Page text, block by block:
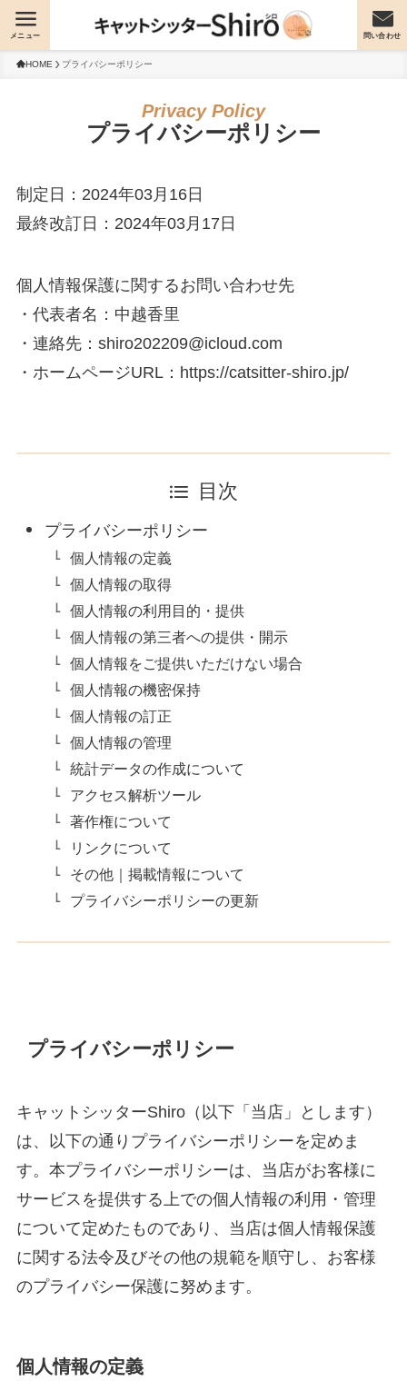
問い合わせ
メニュー
HOME プライバシーポリシー
プライバシーポリシー
制定日：2024年03月16日
最終改訂日：2024年03月17日
個人情報保護に関するお問い合わせ先
・代表者名：中越香里
・連絡先：shiro202209@icloud.com
・ホームページURL：https://catsitter-shiro.jp/
目次
プライバシーポリシー
個人情報の定義
個人情報の取得
個人情報の利用目的・提供
個人情報の第三者への提供・開示
個人情報をご提供いただけない場合
個人情報の機密保持
個人情報の訂正
個人情報の管理
統計データの作成について
アクセス解析ツール
著作権について
リンクについて
その他｜掲載情報について
プライバシーポリシーの更新
プライバシーポリシー
キャットシッターShiro（以下「当店」とします）
は、以下の通りプライバシーポリシーを定めま
す。本プライバシーポリシーは、当店がお客様に
サービスを提供する上での個人情報の利用・管理
について定めたものであり、当店は個人情報保護
に関する法令及びその他の規範を順守し、お客様
のプライバシー保護に努めます。
個人情報の定義